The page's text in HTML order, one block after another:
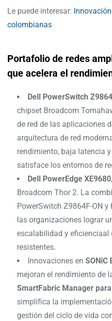
Le puede interesar:
colombianas
Portafolio de redes
que acelera el
Dell PowerSwitch
chipset Broadcom
de red de las aplicaciones
arquitectura de red
rendimiento, baja latencia
satisface los entornos de
Dell PowerEdge XE9680
Broadcom Thor 2. La
PowerSwitch Z9864F-ON
las organizaciones lograr
escalabilidad y eficienciaal
resistentes.
Innovaciones en SONiC
mejoran el rendimiento de
SmartFabric Manager
simplifica la
gestión del ciclo de vida